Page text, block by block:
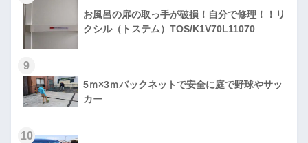
お風呂の扉の取っ手が破損！自分で修理！！リ
クシル（トステム）TOS/K1V70L11070
9
5ｍ×3ｍバックネットで安全に庭で野球やサッ
カー
10